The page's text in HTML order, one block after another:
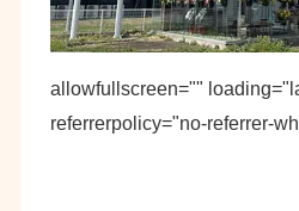
allowfullscreen=""
referrerpolicy="no-referrer-